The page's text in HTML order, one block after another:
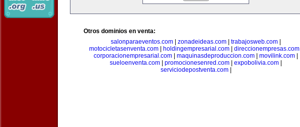
Otros dominios en venta:
salonparaeventos.com
zonadeideas.com trabajosweb.com
motocicletasenventa.com
holdingempresarial.com direccionempresas.com
corporacionempresarial.com
maquinasdeproduccion.com movilink.com
sueloenventa.com
promocionesenred.com expobolivia.com
serviciodepostventa.com|